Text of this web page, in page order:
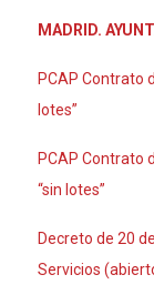
MADRID.
PCAP Contrato
lotes”
PCAP Contrato
“sin lotes”
Decreto de 20
Servicios